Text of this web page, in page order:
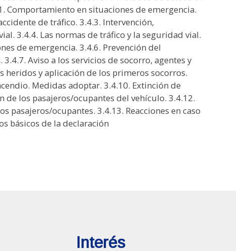
Interés